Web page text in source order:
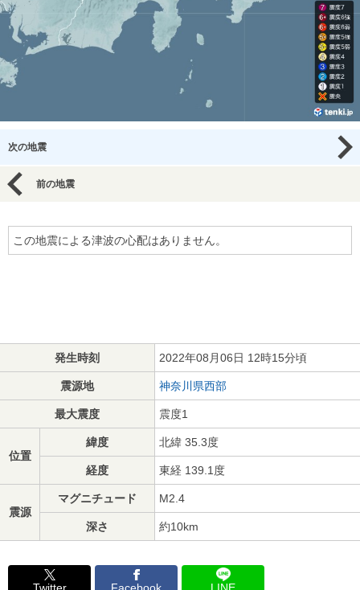
次の地震
前の地震
この地震による津波の心配はありません。
発生時刻 2022年08月06日 12時15分頃
震源地 神奈川県西部
最大震度 震度1
位置
緯度 北緯 35.3度
経度 東経 139.1度
震源
マグニチュード M2.4
深さ 約10km